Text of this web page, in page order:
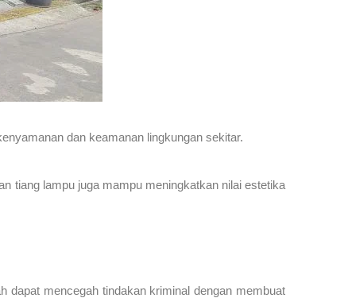
dan keamanan lingkungan sekitar.
tiang lampu juga mampu meningkatkan nilai estetika
dapat mencegah tindakan kriminal dengan membuat